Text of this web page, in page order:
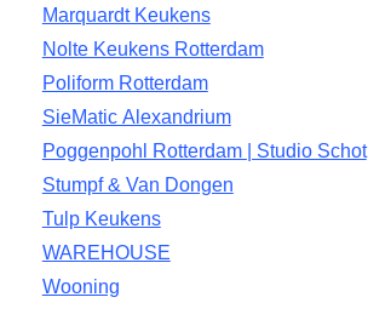
Marquardt Keukens
Nolte Keukens Rotterdam
Poliform Rotterdam
SieMatic Alexandrium
Poggenpohl Rotterdam | Studio Schot
Stumpf & Van Dongen
Tulp Keukens
WAREHOUSE
Wooning